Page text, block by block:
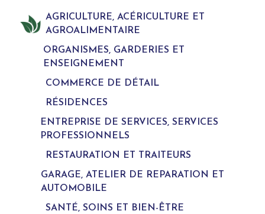
AGRICULTURE, ACÉRICULTURE ET
AGROALIMENTAIRE
ORGANISMES, GARDERIES ET
ENSEIGNEMENT
COMMERCE DE DÉTAIL
RÉSIDENCES
ENTREPRISE DE SERVICES, SERVICES
PROFESSIONNELS
RESTAURATION ET TRAITEURS
GARAGE, ATELIER DE REPARATION ET
AUTOMOBILE
SANTÉ, SOINS ET BIEN-ÊTRE